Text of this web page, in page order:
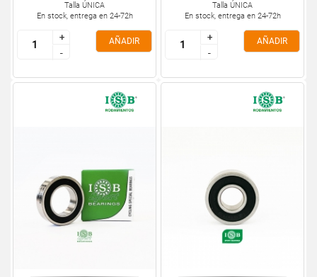
Talla ÚNICA
En stock, entrega en 24-72h
+
-
+
-
AÑADIR
Talla ÚNICA
En stock, entrega en 24-72h
+
-
+
-
AÑADIR